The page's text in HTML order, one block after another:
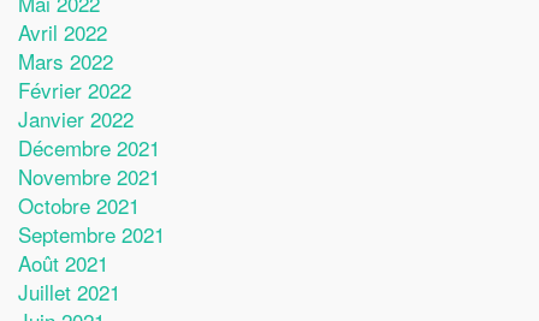
Avril 2022
Mars 2022
Février 2022
Janvier 2022
Décembre 2021
Novembre 2021
Octobre 2021
Septembre 2021
Août 2021
Juillet 2021